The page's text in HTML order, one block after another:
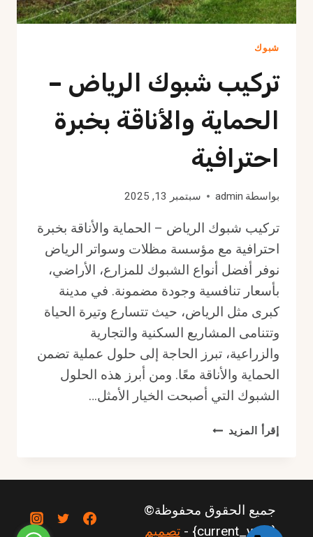
شبوك
تركيب شبوك الرياض –
الحماية والأناقة بخبرة
احترافية
بواسطة admin سبتمبر 13, 2025
تركيب شبوك الرياض – الحماية والأناقة بخبرة
احترافية مع مؤسسة مظلات وسواتر الرياض
نوفر أفضل أنواع الشبوك للمزارع، الأراضي،
بأسعار تنافسية وجودة مضمونة. في مدينة
كبرى مثل الرياض، حيث تتسارع وتيرة الحياة
وتتنامى المشاريع السكنية والتجارية
والزراعية، تبرز الحاجة إلى حلول عملية تضمن
الحماية والأناقة معًا. ومن أبرز هذه الحلول
الشبوك التي أصبحت الخيار الأمثل…
إقرأ المزيد تركيب
–
والأناقة
بخبرة
جميع الحقوق محفوظة©
{current_year} -
تصميم